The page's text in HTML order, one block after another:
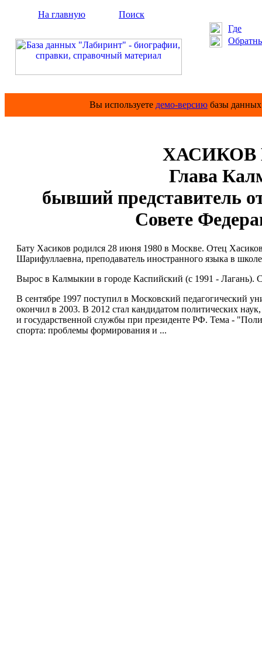
На главную
Поиск
Где
Вы используете демо-версию базы
ХАСИКОВ
Глава
бывший представитель
Совете
Бату Хасиков родился 28 июня 1980 в Москве. Отец
Шарифуллаевна, преподаватель иностранного языка в
Вырос в Калмыкии в городе Каспийский (с 1991 - Лагань). С
В сентябре 1997 поступил в Московский педагогический
окончил в 2003. В 2012 стал кандидатом политических
и государственной службы при президенте РФ. Тема -
спорта: проблемы формирования и ...